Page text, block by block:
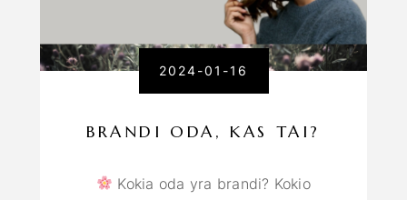
2024-01-16
BRANDI ODA, KAS TAI?
Kokia oda yra brandi? Kokio